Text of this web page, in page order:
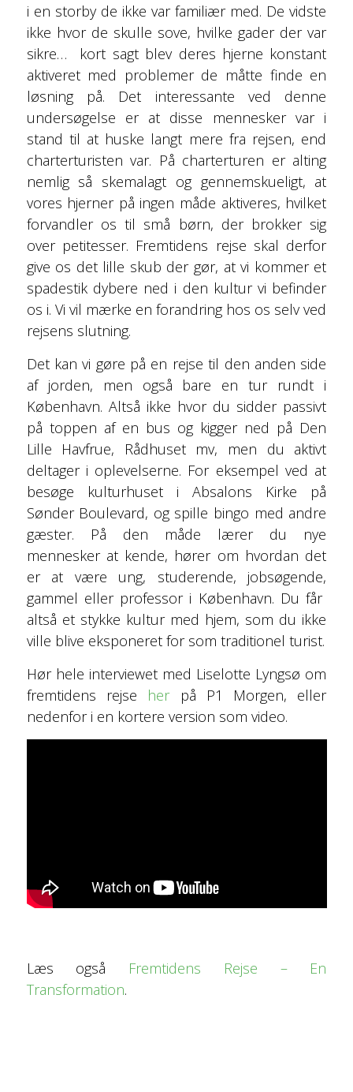
i en storby de ikke var familiær med. De vidste
ikke hvor de skulle sove, hvilke gader der var
sikre… kort sagt blev deres hjerne konstant
aktiveret med problemer de måtte finde en
løsning på. Det interessante ved denne
undersøgelse er at disse mennesker var i
stand til at huske langt mere fra rejsen, end
charterturisten var. På charterturen er alting
nemlig så skemalagt og gennemskueligt, at
vores hjerner på ingen måde aktiveres, hvilket
forvandler os til små børn, der brokker sig
over petitesser. Fremtidens rejse skal derfor
give os det lille skub der gør, at vi kommer et
spadestik dybere ned i den kultur vi befinder
os i. Vi vil mærke en forandring hos os selv ved
rejsens slutning.
Det kan vi gøre på en rejse til den anden side
af jorden, men også bare en tur rundt i
København. Altså ikke hvor du sidder passivt
på toppen af en bus og kigger ned på Den
Lille Havfrue, Rådhuset mv, men du aktivt
deltager i oplevelserne. For eksempel ved at
besøge kulturhuset i Absalons Kirke på
Sønder Boulevard, og spille bingo med andre
gæster. På den måde lærer du nye
mennesker at kende, hører om hvordan det
er at være ung, studerende, jobsøgende,
gammel eller professor i København. Du får
altså et stykke kultur med hjem, som du ikke
ville blive eksponeret for som traditionel turist.
Hør hele interviewet med Liselotte Lyngsø om
fremtidens rejse her på P1 Morgen, eller
nedenfor i en kortere version som video.
Læs også Fremtidens Rejse – En
Transformation.